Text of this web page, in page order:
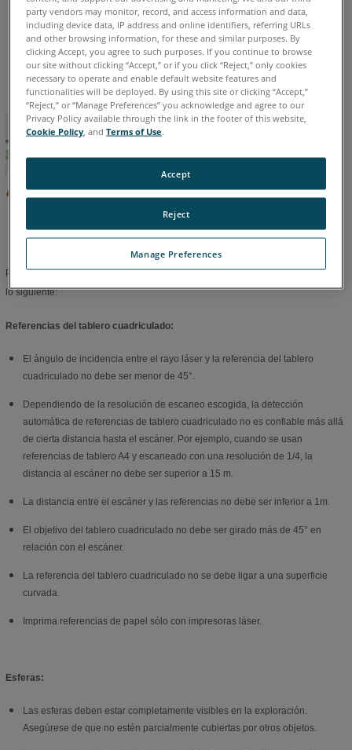
Alemán Chino Coreano Español Francés Inglés
Italiano Japonés Portugués
Para una mejor detección automática de las referencias, debe tener en cuenta
lo siguiente:
Referencias del tablero cuadriculado:
El ángulo de incidencia entre el rayo láser y la referencia del tablero
cuadriculado no debe ser menor de 45°.
Dependiendo de la resolución de escaneo escogida, la detección
automática de referencias de tablero cuadriculado no es confiable más allá
de cierta distancia hasta el escáner. Por ejemplo, cuando se usan
referencias de tablero A4 y escaneado con una resolución de 1/4, la
distancia al escáner no debe ser superior a 15 m.
La distancia entre el escáner y las referencias no debe ser inferior a 1m.
El objetivo del tablero cuadriculado no debe ser girado más de 45° en
relación con el escáner.
La referencia del tablero cuadriculado no se debe ligar a una superficie
curvada.
Imprima referencias de papel sólo con impresoras láser.
Esferas:
Las esferas deben estar completamente visibles en la exploración.
Asegúrese de que no estén parcialmente cubiertas por otros objetos.
party vendors may monitor, record, and access information and data,
including device data, IP address and online identifiers, referring URLs
and other browsing information, for these and similar purposes. By
clicking Accept, you agree to such purposes. If you continue to browse
our site without clicking “Accept,” or if you click “Reject,” only cookies
necessary to operate and enable default website features and
functionalities will be deployed. By using this site or clicking “Accept,”
“Reject,” or “Manage Preferences” you acknowledge and agree to our
Privacy Policy available through the link in the footer of this website,
Cookie Policy , andTerms of Use.
Manage Preferences
Reject
Accept